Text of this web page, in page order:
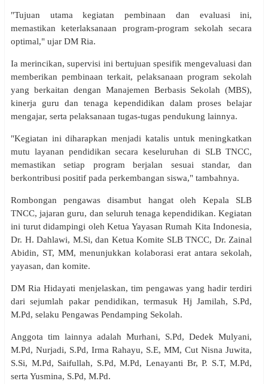
"Tujuan utama kegiatan pembinaan dan evaluasi ini,
memastikan keterlaksanaan program-program sekolah secara
optimal," ujar DM Ria.
Ia merincikan, supervisi ini bertujuan spesifik mengevaluasi dan
memberikan pembinaan terkait, pelaksanaan program sekolah
yang berkaitan dengan Manajemen Berbasis Sekolah (MBS),
kinerja guru dan tenaga kependidikan dalam proses belajar
mengajar, serta pelaksanaan tugas-tugas pendukung lainnya.
"Kegiatan ini diharapkan menjadi katalis untuk meningkatkan
mutu layanan pendidikan secara keseluruhan di SLB TNCC,
memastikan setiap program berjalan sesuai standar, dan
berkontribusi positif pada perkembangan siswa," tambahnya.
Rombongan pengawas disambut hangat oleh Kepala SLB
TNCC, jajaran guru, dan seluruh tenaga kependidikan. Kegiatan
ini turut didampingi oleh Ketua Yayasan Rumah Kita Indonesia,
Dr. H. Dahlawi, M.Si, dan Ketua Komite SLB TNCC, Dr. Zainal
Abidin, ST, MM, menunjukkan kolaborasi erat antara sekolah,
yayasan, dan komite.
DM Ria Hidayati menjelaskan, tim pengawas yang hadir terdiri
dari sejumlah pakar pendidikan, termasuk Hj Jamilah, S.Pd,
M.Pd, selaku Pengawas Pendamping Sekolah.
Anggota tim lainnya adalah Murhani, S.Pd, Dedek Mulyani,
M.Pd, Nurjadi, S.Pd, Irma Rahayu, S.E, MM, Cut Nisna Juwita,
S.Si, M.Pd, Saifullah, S.Pd, M.Pd, Lenayanti Br, P. S.T, M.Pd,
serta Yusmina, S.Pd, M.Pd.